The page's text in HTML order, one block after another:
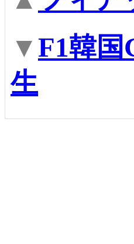
▼F1韓国
生